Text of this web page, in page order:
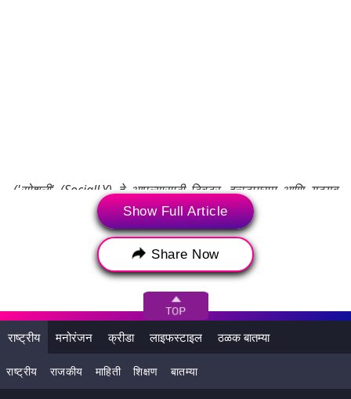
('सोशली' (SocialLY) हे आपल्यासाठी ट्विटर, इन्स्टाग्राम आणि यूट्यूब
अशा सोशल मीडिया जगातील ताज्या ब्रेकिंग न्यूज, व्हायरल ट्रेंड व माहिती
घेऊन येते. वृत्तात एम्बेड केलेली पोस्ट यूजर्सच्या सोशल मीडिया
अकाऊंटमधून थेट एम्बेड करण्यात आली आहे. लेटेस्टलीच्या कर्मचाऱ्याने
अथवा लेखकाने त्याचे संपादन किंवा त्यात सुधारणा केलेली नाही. सदर
पोस्टमधील वस्तुस्थिती, प्रतिक्रियामधून लेटेस्टलीची मते प्रतिबिंबित होत
नाहीत. तसेच या मजकूराची जबाबदारी अथवा उत्तरदायीत्व लेटेस्टली
स्वीकारत नाही.)
Tags: Dead body of a child found in Rampur
Dead body of a newborn
Show Full Article
Share Now
राष्ट्रीय मनोरंजन क्रीडा लाइफस्टाइल ठळक बातम्या
राष्ट्रीय राजकीय माहिती शिक्षण बातम्या